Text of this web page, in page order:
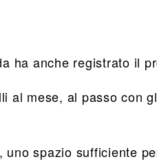
ha anche registrato il
al mese, al passo con
uno spazio